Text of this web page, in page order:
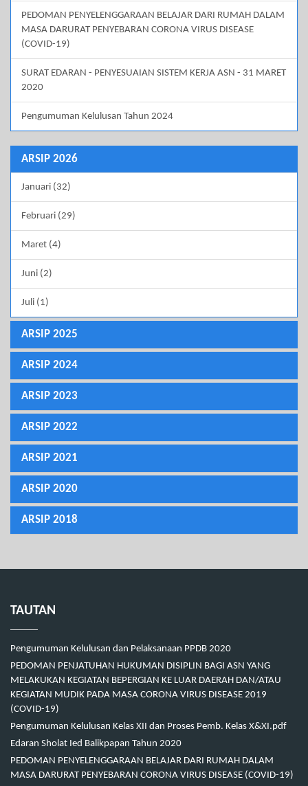
PEDOMAN PENYELENGGARAAN BELAJAR DARI RUMAH DALAM
MASA DARURAT PENYEBARAN CORONA VIRUS DISEASE
(COVID-19)
SURAT EDARAN - PENYESUAIAN SISTEM KERJA ASN - 31 MARET
2020
Pengumuman Kelulusan Tahun 2024
ARSIP 2026
Januari (32)
Februari (29)
Maret (4)
Juni (2)
Juli (1)
ARSIP 2025
ARSIP 2024
ARSIP 2023
ARSIP 2022
ARSIP 2021
ARSIP 2020
ARSIP 2018
TAUTAN
Pengumuman Kelulusan dan Pelaksanaan PPDB 2020
PEDOMAN PENJATUHAN HUKUMAN DISIPLIN BAGI ASN YANG
MELAKUKAN KEGIATAN BEPERGIAN KE LUAR DAERAH DAN/ATAU
KEGIATAN MUDIK PADA MASA CORONA VIRUS DISEASE 2019
(COVID-19)
Pengumuman Kelulusan Kelas XII dan Proses Pemb. Kelas X&XI.pdf
Edaran Sholat Ied Balikpapan Tahun 2020
PEDOMAN PENYELENGGARAAN BELAJAR DARI RUMAH DALAM
MASA DARURAT PENYEBARAN CORONA VIRUS DISEASE (COVID-19)